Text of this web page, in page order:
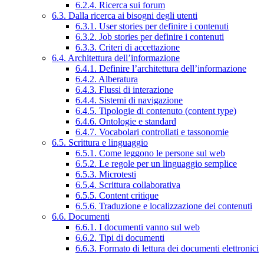
6.2.4. Ricerca sui forum
6.3. Dalla ricerca ai bisogni degli utenti
6.3.1. User stories per definire i contenuti
6.3.2. Job stories per definire i contenuti
6.3.3. Criteri di accettazione
6.4. Architettura dell’informazione
6.4.1. Definire l’architettura dell’informazione
6.4.2. Alberatura
6.4.3. Flussi di interazione
6.4.4. Sistemi di navigazione
6.4.5. Tipologie di contenuto (content type)
6.4.6. Ontologie e standard
6.4.7. Vocabolari controllati e tassonomie
6.5. Scrittura e linguaggio
6.5.1. Come leggono le persone sul web
6.5.2. Le regole per un linguaggio semplice
6.5.3. Microtesti
6.5.4. Scrittura collaborativa
6.5.5. Content critique
6.5.6. Traduzione e localizzazione dei contenuti
6.6. Documenti
6.6.1. I documenti vanno sul web
6.6.2. Tipi di documenti
6.6.3. Formato di lettura dei documenti elettronici